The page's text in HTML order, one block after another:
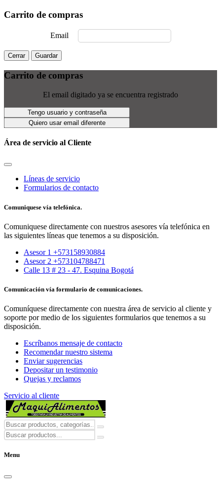
Carrito de compras
Email
Cerrar Guardar
Carrito de compras
El email digitado ya se encuentra registrado
Tengo usuario y contraseña
Quiero usar email diferente
Área de servicio al Cliente
Líneas de servicio
Formularios de contacto
Comuniquese vía telefónica.
Comuniquese directamente con nuestros asesores vía telefónica en
las siguientes líneas que tenemos a su disposición.
Asesor 1 +573158930884
Asesor 2 +573104788471
Calle 13 # 23 - 47. Esquina Bogotá
Comunicación vía formulario de comunicaciones.
Comuníquese directamente con nuestra área de servicio al cliente y
soporte por medio de los siguientes formularios que tenemos a su
disposición.
Escríbanos mensaje de contacto
Recomendar nuestro sistema
Enviar sugerencias
Depositar un testimonio
Quejas y reclamos
Servicio al cliente
Menu